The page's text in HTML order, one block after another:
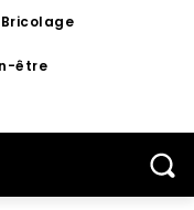
être